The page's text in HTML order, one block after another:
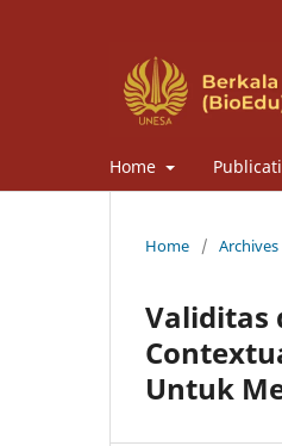
Home
Home / Archives
Validitas
Untuk